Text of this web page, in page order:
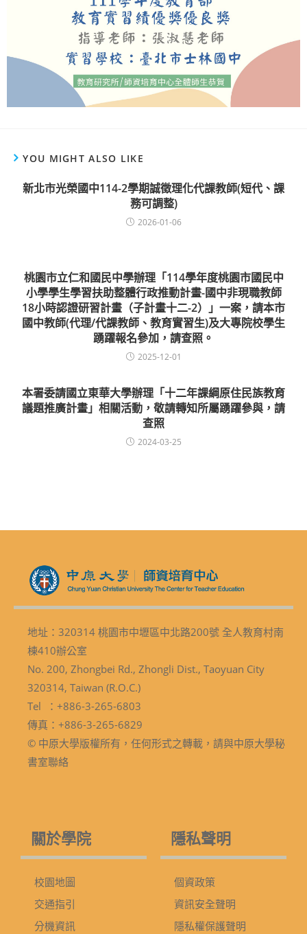
YOU MIGHT ALSO LIKE
新北市光榮國中114-2學期誠徵理化代課教師(短代、課
務可調整)
2026-01-06
桃園市立仁和國民中學辦理「114學年度桃園市國民中
小學學生學習扶助整體行政推動計畫-國中非現職教師
18小時認證研習計畫（子計畫十二-2）」一案，請本市
國中教師(代理/代課教師、教育實習生)及大專院校學生
踴躍報名參加，請查照。
2025-12-01
本署委請國立東華大學辦理「十二年課綱原住民族教育
議題推廣計畫」相關活動，敬請轉知所屬踴躍參與，請
查照
2024-03-25
地址：320314 桃園市中壢區中北路200號 全人教育村南
棟410辦公室
No. 200, Zhongbei Rd., Zhongli Dist., Taoyuan City
320314, Taiwan (R.O.C.)
Tel ：+886-3-265-6803
傳真：+886-3-265-6829
© 中原大學版權所有，任何形式之轉載，請與中原大學秘
書室聯絡
關於學院
校園地圖
交通指引
分機資訊
隱私聲明
個資政策
資訊安全聲明
隱私權保護聲明